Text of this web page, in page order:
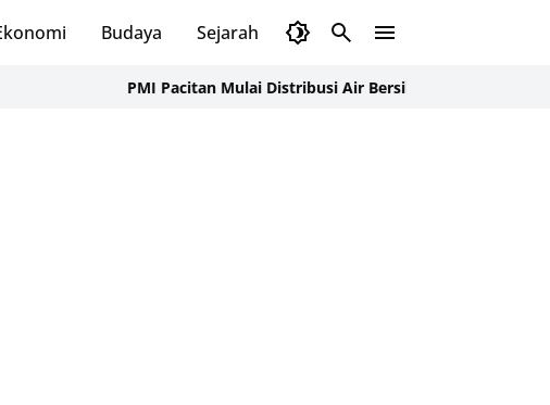
Budaya Sejarah Pendidikan
PMI Pacitan Mulai Distribusi Air Bersih ke Dusun Pudak, Pacitan